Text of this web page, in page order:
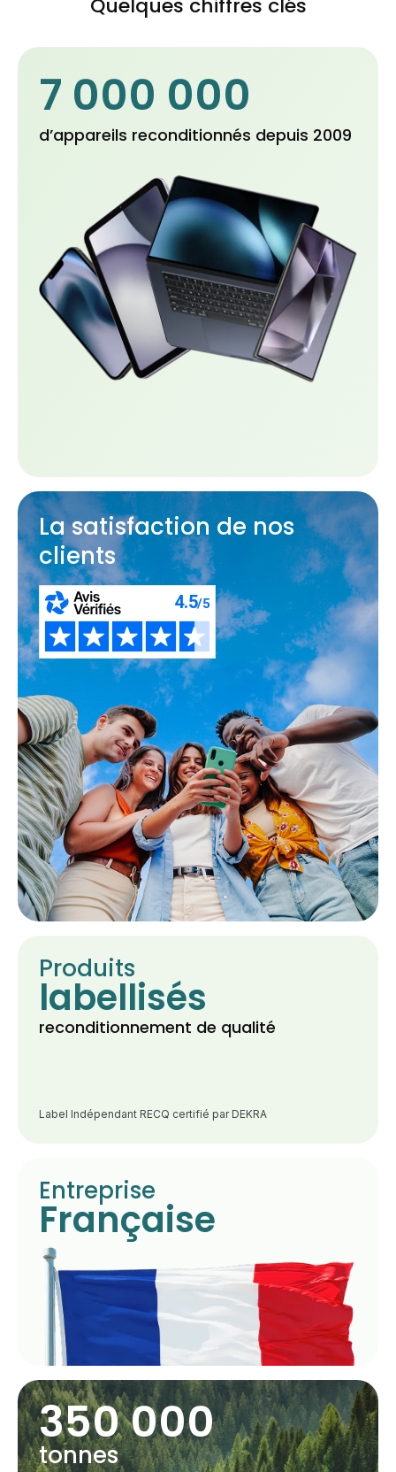
Quelques chiffres clés
7 000 000
d’appareils reconditionnés depuis 2009
La satisfaction de nos
clients
Produits
labellisés
reconditionnement de qualité
Label Indépendant RECQ certifié par DEKRA
Entreprise
Française
350 000
tonnes